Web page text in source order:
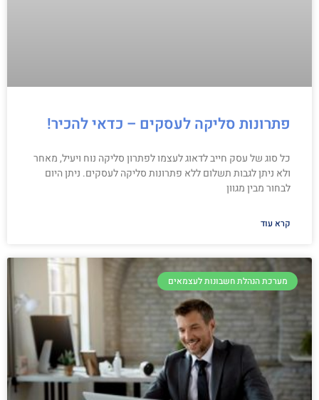
פתרונות סליקה לעסקים – כדאי להכיר!
כל סוג של עסק חייב לדאוג לעצמו לפתרון סליקה נוח ויעיל, מאחר
ולא ניתן לגבות תשלום ללא פתרונות סליקה לעסקים. ניתן היום
לבחור מבין מגוון
קרא עוד
מערכת הנהלת חשבונות לעצמאים